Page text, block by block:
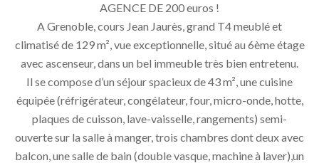
AGENCE DE 200 euros !
A Grenoble, cours Jean Jaurès, grand T4 meublé et
climatisé de 129 m², vue exceptionnelle, situé au 6ème étage
avec ascenseur, dans un bel immeuble très bien entretenu.
Il se compose d’un séjour spacieux de 43 m², une cuisine
équipée (réfrigérateur, congélateur, four, micro-onde, hotte,
plaques de cuisson, lave-vaisselle, rangements) semi-
ouverte sur la salle à manger, trois chambres dont deux avec
balcon, une salle de bain (double vasque, machine à laver),un